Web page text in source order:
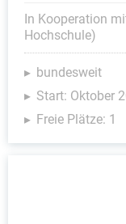
In Kooperation
Hochschule)
bundesweit
Start: Oktober
Freie Plätze: 1